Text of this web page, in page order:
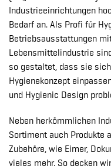
Industrieeinrichtungen
Bedarf an. Als Profi für
Betriebsausstattungen
Lebensmittelindustrie
so gestaltet, dass sie
Hygienekonzept
und Hygienic Design
Neben herkömmlichen
Sortiment auch Produkte
Zubehöre, wie Eimer,
vieles mehr. So decken